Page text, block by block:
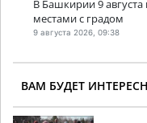
В Башкирии 9
местами с градом
9 августа 2026, 09:38
ВАМ БУДЕТ